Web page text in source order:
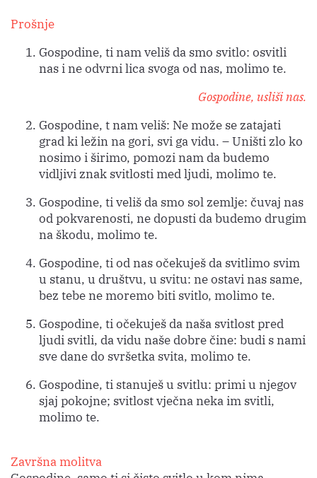
Prošnje
Gospodine, ti nam veliš da smo svitlo: osvitli
nas i ne odvrni lica svoga od nas, molimo te.
Gospodine, usliši nas.
Gospodine, t nam veliš: Ne može se zatajati
grad ki ležin na gori, svi ga vidu. – Uništi zlo ko
nosimo i širimo, pomozi nam da budemo
vidljivi znak svitlosti med ljudi, molimo te.
Gospodine, ti veliš da smo sol zemlje: čuvaj nas
od pokvarenosti, ne dopusti da budemo drugim
na škodu, molimo te.
Gospodine, ti od nas očekuješ da svitlimo svim
u stanu, u društvu, u svitu: ne ostavi nas same,
bez tebe ne moremo biti svitlo, molimo te.
Gospodine, ti očekuješ da naša svitlost pred
ljudi svitli, da vidu naše dobre čine: budi s nami
sve dane do svršetka svita, molimo te.
Gospodine, ti stanuješ u svitlu: primi u njegov
sjaj pokojne; svitlost vječna neka im svitli,
molimo te.
Završna molitva